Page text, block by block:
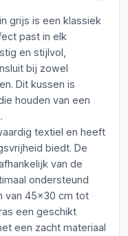
grijs is een klassiek
past in elk
en stijlvol,
bij zowel
Dit kussen is
houden van een
textiel en heeft
biedt. De
van de
ondersteund
van 45x30 cm tot
een geschikt
een zacht materiaal